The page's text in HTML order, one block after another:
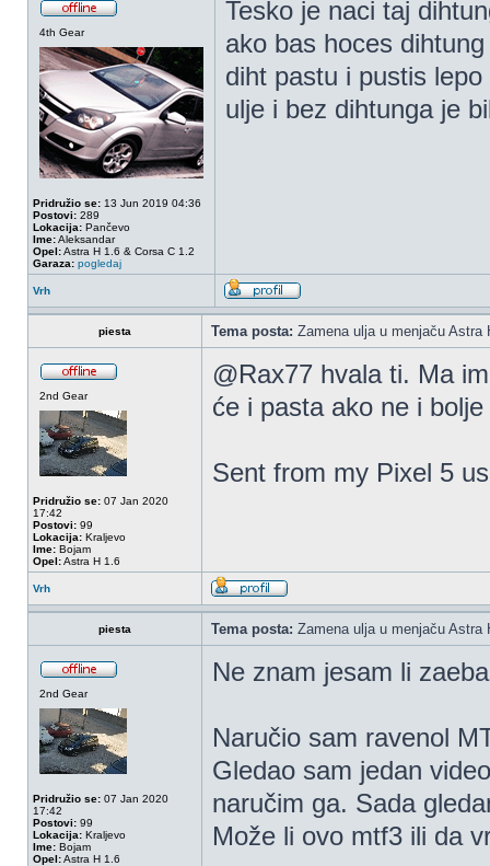
4th Gear
Pridružio se: 13 Jun 2019 04:36
Postovi: 289
Lokacija: Pančevo
Ime:Aleksandar
Opel:Astra H 1.6 & Corsa C 1.2
Garaza: pogledaj
Tesko je naci taj
ako bas hoces
diht pastu i pustis
ulje i bez dihtunga je
Vrh
piesta Tema posta: Zamena ulja u menjaču Astra
2nd Gear
Pridružio se: 07 Jan 2020
17:42
Postovi: 99
Lokacija: Kraljevo
Ime: Bojam
Opel:Astra H 1.6
@Rax77 hvala ti. Ma
će i pasta ako ne i
Sent from my Pixel 5
Vrh
piesta Tema posta: Zamena ulja u menjaču Astra
2nd Gear
Pridružio se: 07 Jan 2020
17:42
Postovi: 99
Lokacija: Kraljevo
Ime: Bojam
Opel:Astra H 1.6
Ne znam jesam li
Naručio sam ravenol
Gledao sam jedan
naručim ga. Sada
Može li ovo mtf3 ili da